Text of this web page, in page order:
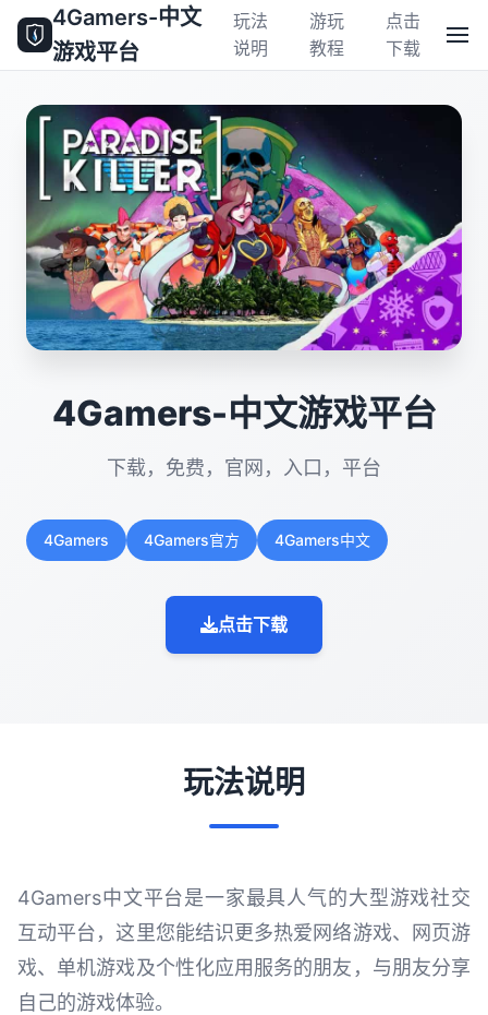
4Gamers-中文
游戏平台
玩法
说明
游玩
教程
点击
下载
4Gamers-中文游戏平台
下载，免费，官网，入口，平台
4Gamers 4Gamers官方 4Gamers中文
点击下载
玩法说明
4Gamers中文平台是一家最具人气的大型游戏社交
互动平台，这里您能结识更多热爱网络游戏、网页游
戏、单机游戏及个性化应用服务的朋友，与朋友分享
自己的游戏体验。